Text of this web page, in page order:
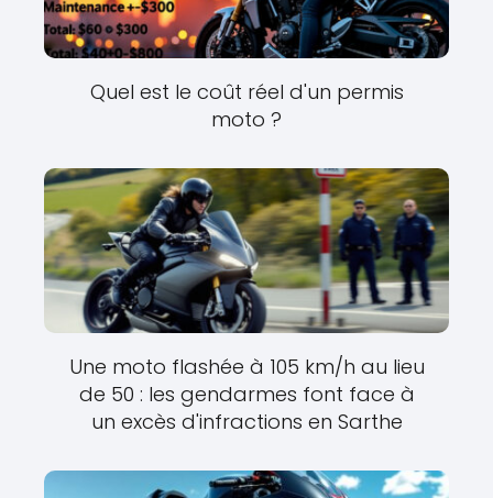
Quel est le coût réel d'un permis
moto ?
Une moto flashée à 105 km/h au lieu
de 50 : les gendarmes font face à
un excès d'infractions en Sarthe